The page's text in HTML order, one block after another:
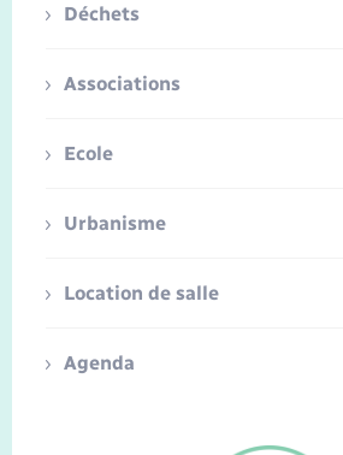
Déchets
Associations
Ecole
Urbanisme
Location de salle
Agenda